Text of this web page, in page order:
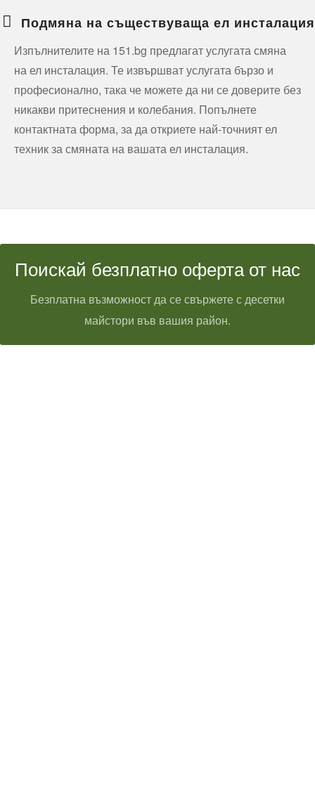
Подмяна на съществуваща ел инсталация
Изпълнителите на 151.bg предлагат услугата смяна
на ел инсталация. Те извършват услугата бързо и
професионално, така че можете да ни се доверите без
никакви притеснения и колебания. Попълнете
контактната форма, за да откриете най-точният ел
техник за смяната на вашата ел инсталация.
Поискай безплатно оферта от нас
Безплатна възможност да се свържете с десетки
майстори във вашия район.